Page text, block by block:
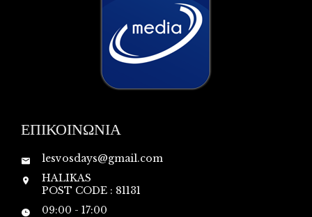
ΕΠΙΚΟΙΝΩΝΙΑ
lesvosdays@gmail.com
HALIKAS
POST CODE : 81131
09:00 - 17:00